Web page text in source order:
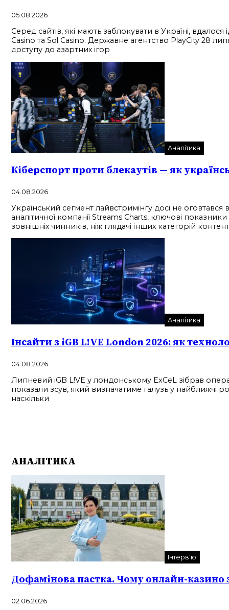
05.08.2026
Серед сайтів, які мають заблокувати в Україні,
Casino та Sol Casino. Державне агентство PlayCity 28
доступу до азартних ігор
Аналітика
Кіберспорт проти блекаутів — як
04.08.2026
Український сегмент лайвстримінгу досі не
аналітичної компанії Streams Charts, ключові
зовнішніх чинників, ніж глядачі інших категорій
Аналітика
Інсайти з iGB L!VE London 2026: як
04.08.2026
Липневий iGB L!VE у лондонському ExCeL зібрав
показали зсув, який визначатиме галузь у найближчі
наскільки
АНАЛІТИКА
Інтерв'ю
Дофамінова пастка. Чому онлайн-казино
02.06.2026